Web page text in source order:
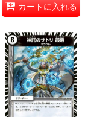
カートに入れる